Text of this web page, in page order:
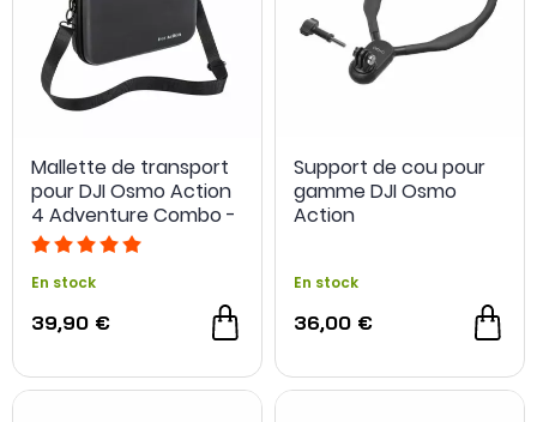
Mallette de transport
pour DJI Osmo Action
4 Adventure Combo -
StartRC
En stock
39,90 €
Support de cou pour
gamme DJI Osmo
Action
En stock
36,00 €